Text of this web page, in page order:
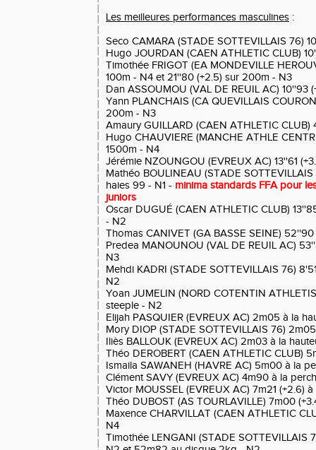
Les meilleures performances masculines :
Seco CAMARA (STADE SOTTEVILLAIS 76)
Hugo JOURDAN (CAEN ATHLETIC CLUB)
Timothée FRIGOT (EA MONDEVILLE
100m - N4 et 21''80 (+2.5) sur 200m - N3
Dan ASSOUMOU (VAL DE REUIL AC) 10''93
Yann PLANCHAIS (CA QUEVILLAIS
200m - N3
Amaury GUILLARD (CAEN ATHLETIC
Hugo CHAUVIERE (MANCHE ATHLE
1500m - N4
Jérémie NZOUNGOU (EVREUX AC) 13''61
Mathéo BOULINEAU (STADE SOTTEVILLAIS
haies 99 - N1 - minima standards FFA pour
juniors
Oscar DUGUÉ (CAEN ATHLETIC CLUB)
- N2
Thomas CANIVET (GA BASSE SEINE)
Predea MANOUNOU (VAL DE REUIL AC)
N3
Mehdi KADRI (STADE SOTTEVILLAIS 76)
N2
Yoan JUMELIN (NORD COTENTIN
steeple - N2
Elijah PASQUIER (EVREUX AC) 2m05 à la
Mory DIOP (STADE SOTTEVILLAIS 76)
Iliès BALLOUK (EVREUX AC) 2m03 à la
Théo DEROBERT (CAEN ATHLETIC CLUB)
Ismaila SAWANEH (HAVRE AC) 5m00 à la
Clément SAVY (EVREUX AC) 4m90 à la
Victor MOUSSEL (EVREUX AC) 7m21 (+2.6)
Théo DUBOST (AS TOURLAVILLE) 7m00
Maxence CHARVILLAT (CAEN ATHLETIC
N4
Timothée LENGANI (STADE SOTTEVILLAIS